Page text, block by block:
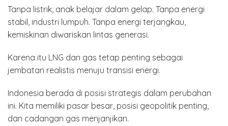
Tanpa listrik, anak belajar dalam gelap. Tanpa energi
stabil, industri lumpuh. Tanpa energi terjangkau,
kemiskinan diwariskan lintas generasi.
Karena itu LNG dan gas tetap penting sebagai
jembatan realistis menuju transisi energi.
Indonesia berada di posisi strategis dalam perubahan
ini. Kita memiliki pasar besar, posisi geopolitik penting,
dan cadangan gas menjanjikan.